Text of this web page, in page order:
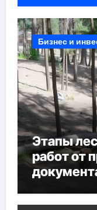
Бизнес и
Этапы
работ от